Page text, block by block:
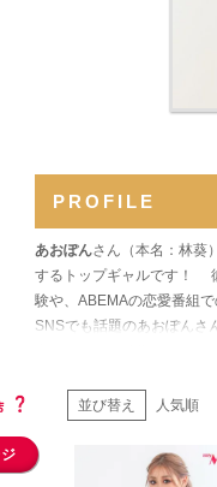
PROFILE
あおぽんさん（本名：林葵
するトップギャルです！
験や、ABEMAの恋愛番組
SNSでも話題のあおぽんさ
グドレスまでを完璧に着
並び替え 人気順